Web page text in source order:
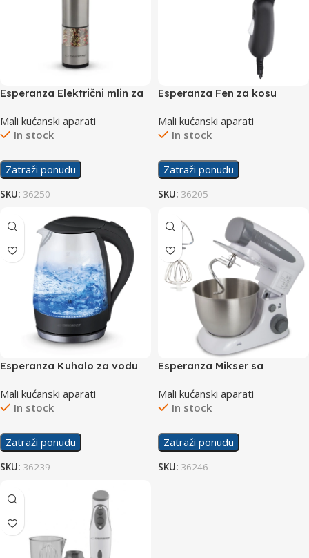
Esperanza Električni mlin za
Mali kućanski aparati
In stock
Zatraži ponudu
SKU: 36250
Esperanza Fen za kosu
Mali kućanski aparati
In stock
Zatraži ponudu
SKU: 36205
Esperanza Kuhalo za vodu
Mali kućanski aparati
In stock
Zatraži ponudu
SKU: 36239
Esperanza Mikser sa
Mali kućanski aparati
In stock
Zatraži ponudu
SKU: 36246